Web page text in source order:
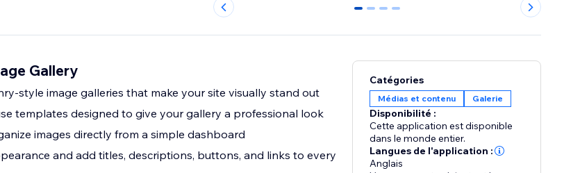
0 1 2 3
Gallery
style image galleries that make your site visually stand out
templates designed to give your gallery a professional look
images directly from a simple dashboard
and add titles, descriptions, buttons, and links to every
Catégories
Médias et contenu Galerie
Disponibilité :
Cette application est disponible
dans le monde entier.
Langues de l'application :
Anglais